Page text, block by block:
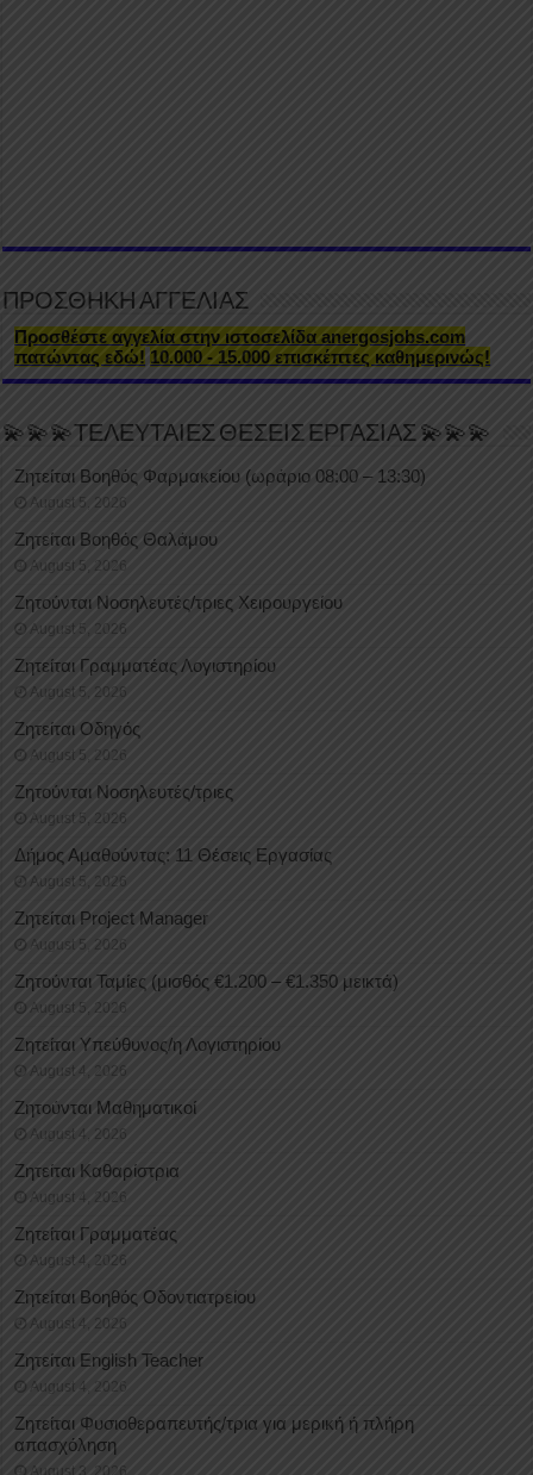
ΠΡΟΣΘΗΚΗ ΑΓΓΕΛΙΑΣ
Προσθέστε αγγελία στην ιστοσελίδα anergosjobs.com
πατώντας εδώ! 10.000 - 15.000 επισκέπτες καθημερινώς!
💫💫💫ΤΕΛΕΥΤΑΙΕΣ ΘΕΣΕΙΣ ΕΡΓΑΣΙΑΣ 💫💫💫
Ζητείται Βοηθός Φαρμακείου (ωράριο 08:00 – 13:30)
August 5, 2026
Ζητείται Βοηθός Θαλάμου
August 5, 2026
Ζητούνται Νοσηλευτές/τριες Χειρουργείου
August 5, 2026
Ζητείται Γραμματέας Λογιστηρίου
August 5, 2026
Ζητείται Οδηγός
August 5, 2026
Ζητούνται Νοσηλευτές/τριες
August 5, 2026
Δήμος Αμαθούντας: 11 Θέσεις Εργασίας
August 5, 2026
Ζητείται Project Manager
August 5, 2026
Ζητούνται Ταμίες (μισθός €1.200 – €1.350 μεικτά)
August 5, 2026
Ζητείται Υπεύθυνος/η Λογιστηρίου
August 4, 2026
Ζητούνται Μαθηματικοί
August 4, 2026
Ζητείται Καθαρίστρια
August 4, 2026
Ζητείται Γραμματέας
August 4, 2026
Ζητείται Βοηθός Οδοντιατρείου
August 4, 2026
Ζητείται English Teacher
August 4, 2026
Ζητείται Φυσιοθεραπευτής/τρια για μερική ή πλήρη
απασχόληση